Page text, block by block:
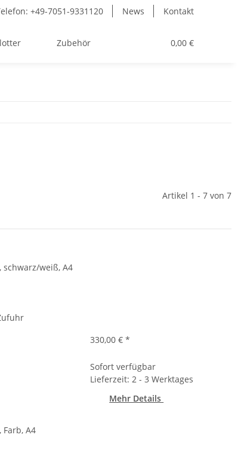
+49-7051-9331120 News Kontakt
0,00 €
Zubehör
Artikel 1 - 7 von 7
weiß, A4
330,00 €*
Sofort verfügbar
Lieferzeit: 2 - 3 Werktages
Mehr Details
A4